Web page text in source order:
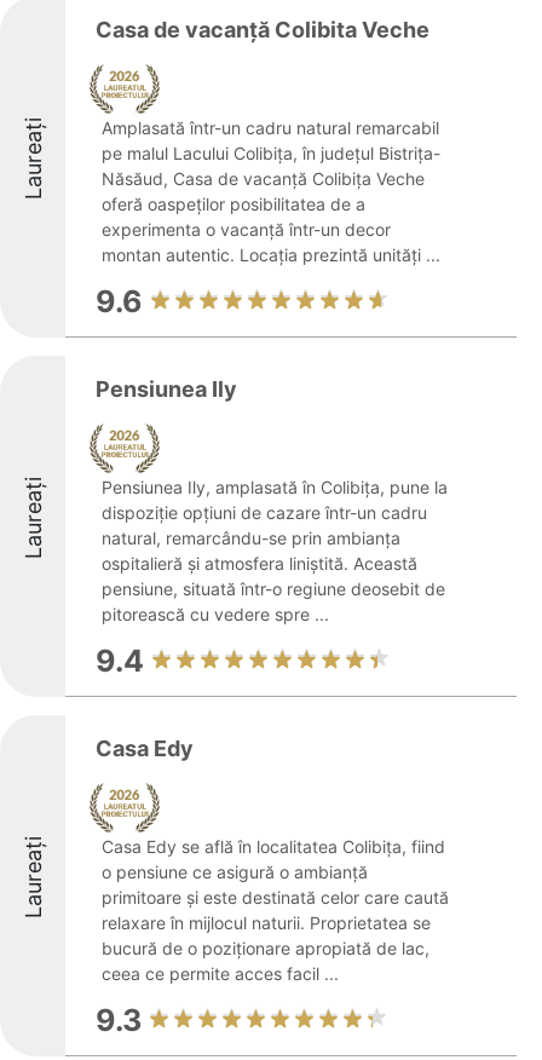
Laureați
Casa de vacanță Colibita Veche
Amplasată într-un cadru natural remarcabil
pe malul Lacului Colibița, în județul Bistrița-
Năsăud, Casa de vacanță Colibița Veche
oferă oaspeților posibilitatea de a
experimenta o vacanță într-un decor
montan autentic. Locația prezintă unități ...
9.6
Laureați
Pensiunea Ily
Pensiunea Ily, amplasată în Colibița, pune la
dispoziție opțiuni de cazare într-un cadru
natural, remarcându-se prin ambianța
ospitalieră și atmosfera liniștită. Această
pensiune, situată într-o regiune deosebit de
pitorească cu vedere spre ...
9.4
Laureați
Casa Edy
Casa Edy se află în localitatea Colibița, fiind
o pensiune ce asigură o ambianță
primitoare și este destinată celor care caută
relaxare în mijlocul naturii. Proprietatea se
bucură de o poziționare apropiată de lac,
ceea ce permite acces facil ...
9.3